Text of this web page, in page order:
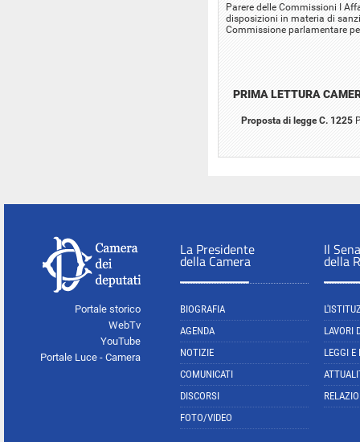
Parere delle Commissioni I
disposizioni in materia di
Commissione parlamentare
PRIMA LETTURA
Proposta di legge C. 1225
Portale storico
WebTv
YouTube
Portale Luce - Camera
La Presidente
della Camera
BIOGRAFIA
AGENDA
NOTIZIE
COMUNICATI
DISCORSI
FOTO/VIDEO
Il
della
LAVORI
LEGGI E